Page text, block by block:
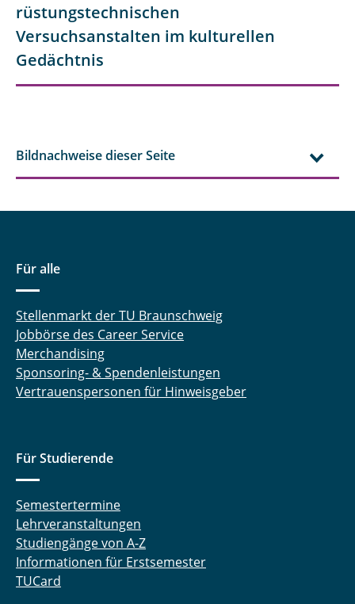
rüstungstechnischen
Versuchsanstalten im kulturellen
Gedächtnis
Bildnachweise dieser Seite
Für alle
Stellenmarkt der TU Braunschweig
Jobbörse des Career Service
Merchandising
Sponsoring- & Spendenleistungen
Vertrauenspersonen für Hinweisgeber
Für Studierende
Semestertermine
Lehrveranstaltungen
Studiengänge von A-Z
Informationen für Erstsemester
TUCard